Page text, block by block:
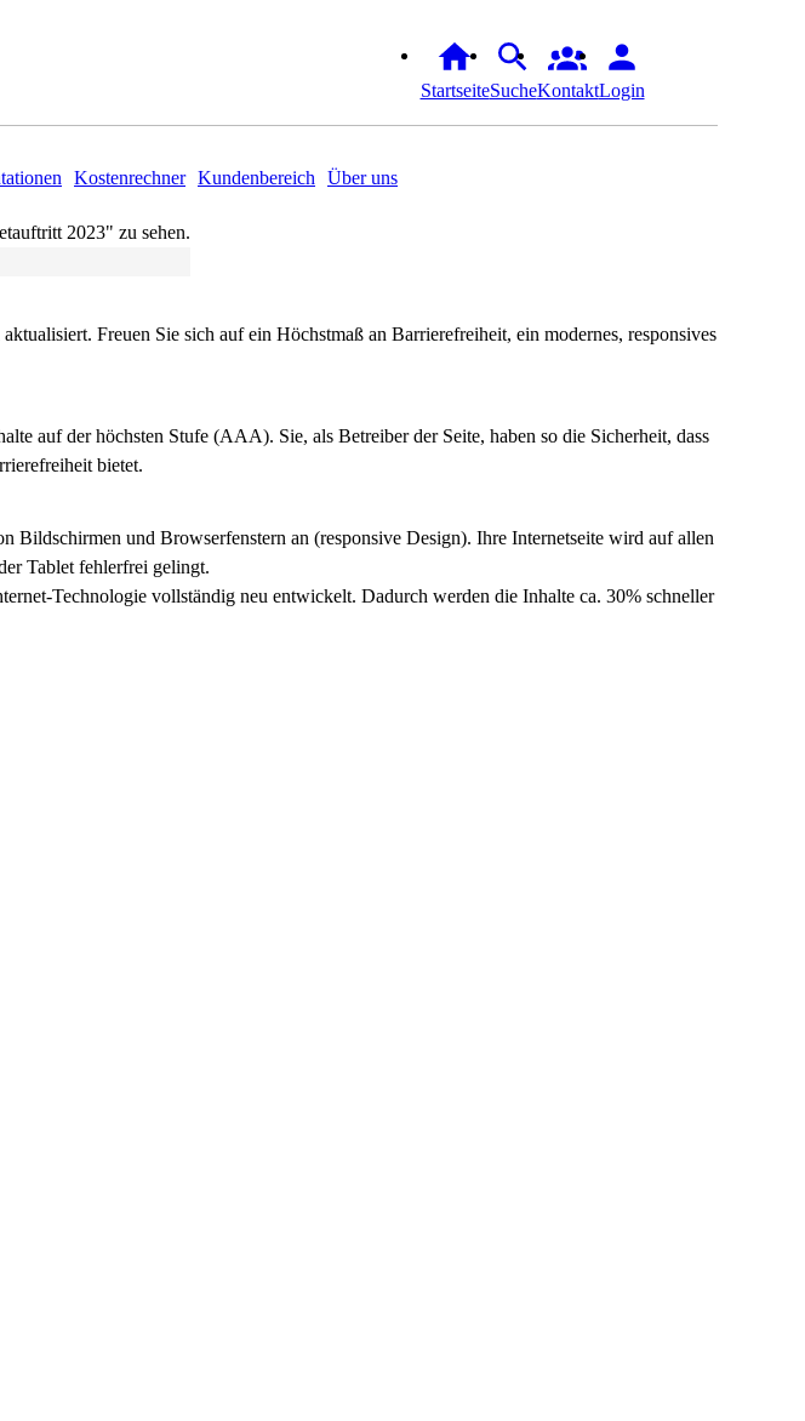
StartseiteSucheKontaktLogin
Kostenrechner Kundenbereich Über uns
Freuen Sie sich auf ein Höchstmaß an Barrierefreiheit, ein modernes, responsives
auf der höchsten Stufe (AAA). Sie, als Betreiber der Seite, haben so die Sicherheit, dass
bietet.
Bildschirmen und Browserfenstern an (responsive Design). Ihre Internetseite wird auf allen
Tablet fehlerfrei gelingt.
Technologie vollständig neu entwickelt. Dadurch werden die Inhalte ca. 30% schneller